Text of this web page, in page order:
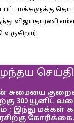
மக்களுக்கு
விஜயதாரணி
செய்தி
சுமையை
300 யூனிட்
; இந்து மக்கள்